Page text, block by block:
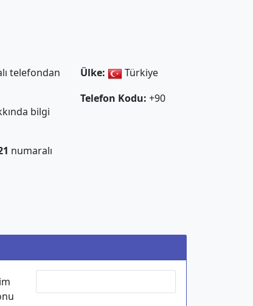
telefondan
bilgi
numaralı
Ülke:
Türkiye
Telefon Kodu: +90